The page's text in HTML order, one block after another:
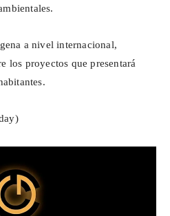
a nivel internacional,
los proyectos que presentará